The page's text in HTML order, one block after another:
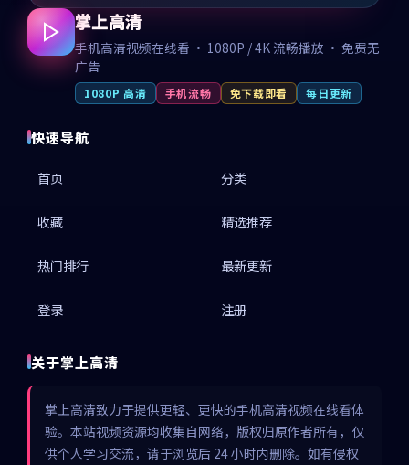
掌上高清
手机高清视频在线看 · 1080P / 4K 流畅播放 · 免费无
广告
1080P 高清 手机流畅 免下载即看 每日更新
快速导航
首页 分类
收藏 精选推荐
热门排行 最新更新
登录 注册
关于掌上高清
掌上高清致力于提供更轻、更快的手机高清视频在线看体
验。本站视频资源均收集自网络，版权归原作者所有，仅
供个人学习交流，请于浏览后 24 小时内删除。如有侵权